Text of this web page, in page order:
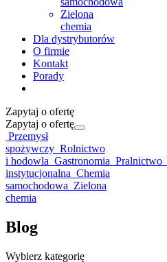
Zielona
chemia
Dla dystrybutorów
O firmie
Kontakt
Porady
Zapytaj o ofertę
Zapytaj o ofertę
Przemysł
spożywczy Rolnictwo
i hodowla Gastronomia Pralnictwo
instytucjonalna Chemia
samochodowa Zielona
chemia
Blog
Wybierz kategorię